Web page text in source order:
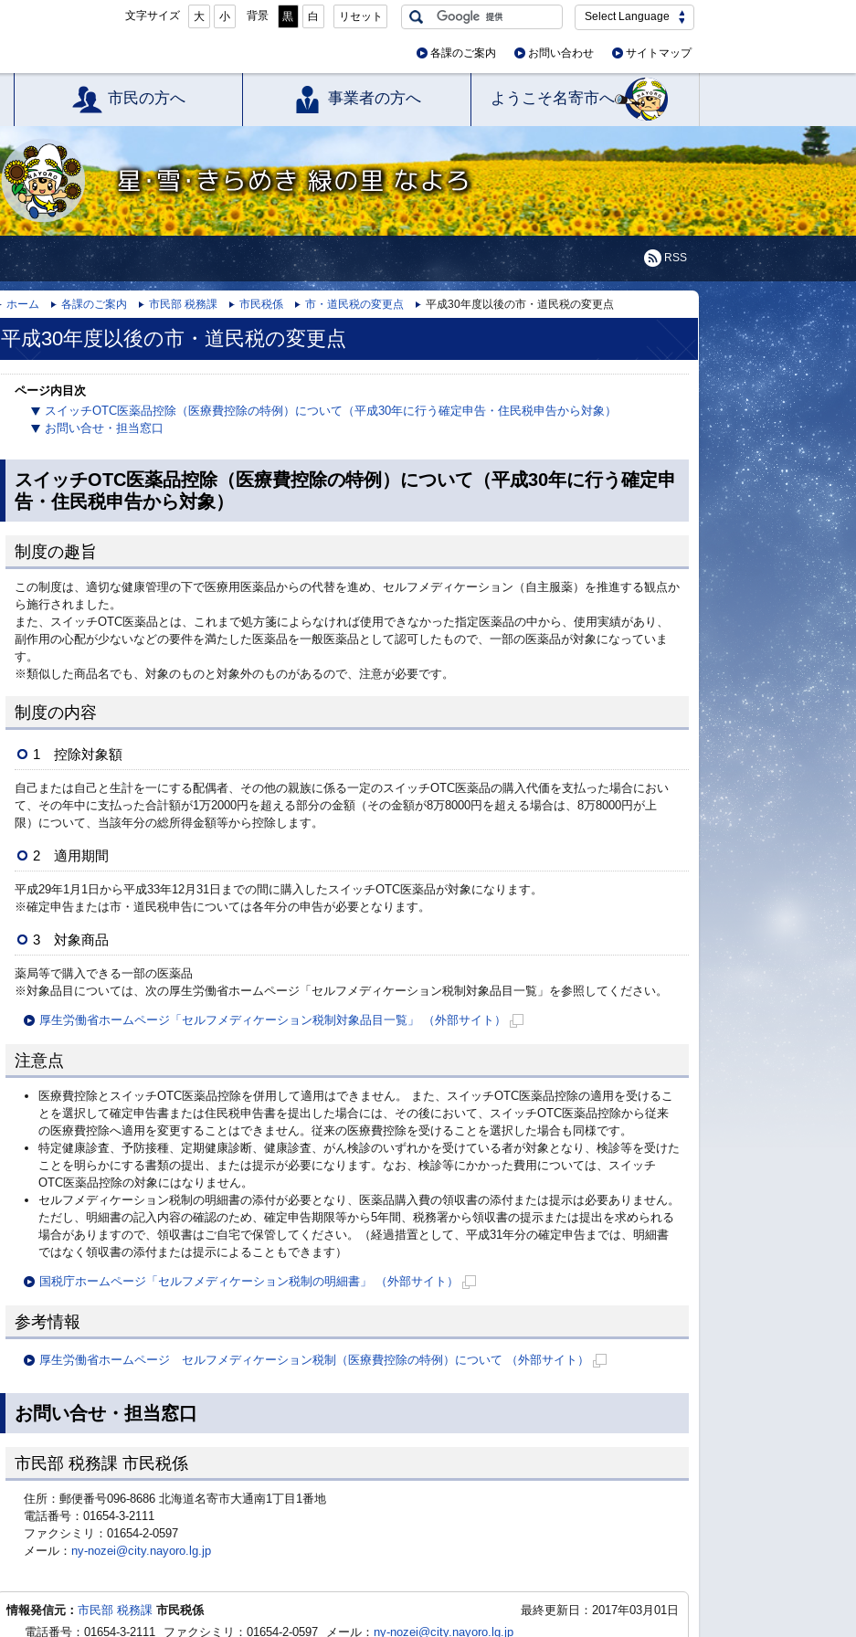
文字サイズ 大 小 背景 黒 白 リセット Select Language
各課のご案内 お問い合わせ サイトマップ
市民の方へ 事業者の方へ ようこそ名寄市へ
星・雪・きらめき 緑の里 なよろ
RSS
ホーム 各課のご案内 市民部 税務課 市民税係 市・道民税の変更点 平成30年度以後の市・道民税の変更点
平成30年度以後の市・道民税の変更点
ページ内目次
スイッチOTC医薬品控除（医療費控除の特例）について（平成30年に行う確定申告・住民税申告から対象）
お問い合せ・担当窓口
スイッチOTC医薬品控除（医療費控除の特例）について（平成30年に行う確定申
告・住民税申告から対象）
制度の趣旨
この制度は、適切な健康管理の下で医療用医薬品からの代替を進め、セルフメディケーション（自主服薬）を推進する観点か
ら施行されました。
また、スイッチOTC医薬品とは、これまで処方箋によらなければ使用できなかった指定医薬品の中から、使用実績があり、
副作用の心配が少ないなどの要件を満たした医薬品を一般医薬品として認可したもので、一部の医薬品が対象になっていま
す。
※類似した商品名でも、対象のものと対象外のものがあるので、注意が必要です。
制度の内容
1 控除対象額
自己または自己と生計を一にする配偶者、その他の親族に係る一定のスイッチOTC医薬品の購入代価を支払った場合におい
て、その年中に支払った合計額が1万2000円を超える部分の金額（その金額が8万8000円を超える場合は、8万8000円が上
限）について、当該年分の総所得金額等から控除します。
2 適用期間
平成29年1月1日から平成33年12月31日までの間に購入したスイッチOTC医薬品が対象になります。
※確定申告または市・道民税申告については各年分の申告が必要となります。
3 対象商品
薬局等で購入できる一部の医薬品
※対象品目については、次の厚生労働省ホームページ「セルフメディケーション税制対象品目一覧」を参照してください。
厚生労働省ホームページ「セルフメディケーション税制対象品目一覧」 （外部サイト）
ペ
ー
ジ
で
開
ま
す
注意点
医療費控除とスイッチOTC医薬品控除を併用して適用はできません。 また、スイッチOTC医薬品控除の適用を受けるこ
とを選択して確定申告書または住民税申告書を提出した場合には、その後において、スイッチOTC医薬品控除から従来
の医療費控除へ適用を変更することはできません。従来の医療費控除を受けることを選択した場合も同様です。
特定健康診査、予防接種、定期健康診断、健康診査、がん検診のいずれかを受けている者が対象となり、検診等を受けた
ことを明らかにする書類の提出、または提示が必要になります。なお、検診等にかかった費用については、スイッチ
OTC医薬品控除の対象にはなりません。
セルフメディケーション税制の明細書の添付が必要となり、医薬品購入費の領収書の添付または提示は必要ありません。
ただし、明細書の記入内容の確認のため、確定申告期限等から5年間、税務署から領収書の提示または提出を求められる
場合がありますので、領収書はご自宅で保管してください。（経過措置として、平成31年分の確定申告までは、明細書
ではなく領収書の添付または提示によることもできます）
国税庁ホームページ「セルフメディケーション税制の明細書」 （外部サイト）
ペ
ー
参考情報
厚生労働省ホームページ セルフメディケーション税制（医療費控除の特例）について （外部サイト）
で
お問い合せ・担当窓口
市民部 税務課 市民税係
住所：郵便番号096-8686 北海道名寄市大通南1丁目1番地
電話番号：01654-3-2111
ファクシミリ：01654-2-0597
メール： ny-nozei@city.nayoro.lg.jp
最終更新日：2017年03月01日
情報発信元： 市民部 税務課 市民税係
電話番号：01654-3-2111
ファクシミリ：01654-2-0597 メール： ny-nozei@city.nayoro.lg.jp